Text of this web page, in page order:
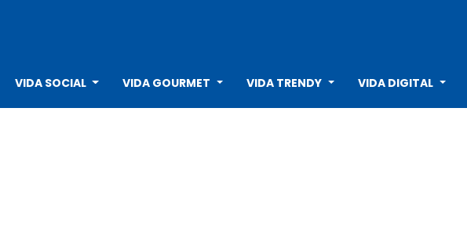
VIDA SOCIAL VIDA GOURMET VIDA TRENDY VIDA DIGITAL